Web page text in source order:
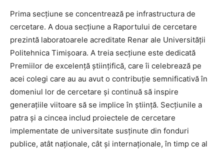
Prima secțiune se concentrează pe infrastructura de
cercetare. A doua secțiune a Raportului de cercetare
prezintă laboratoarele acreditate Renar ale Universității
Politehnica Timișoara. A treia secțiune este dedicată
Premiilor de excelență științifică, care îi celebrează pe
acei colegi care au au avut o contribuție semnificativă în
domeniul lor de cercetare și continuă să inspire
generațiile viitoare să se implice în știință. Secțiunile a
patra și a cincea includ proiectele de cercetare
implementate de universitate susținute din fonduri
publice, atât naționale, cât și internaționale, în timp ce al